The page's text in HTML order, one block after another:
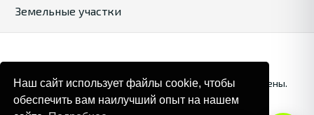
Земельные участки
© 2025. Bulgaria Tours by Inrealr4u. Все права зашищены.
Карта сайта Политика конфиденциальности
Наш сайт использует файлы cookie, чтобы
обеспечить вам наилучший опыт на нашем